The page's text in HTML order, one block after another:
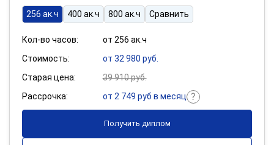
256 ак.ч
400 ак.ч 800 ак.ч Сравнить
Кол-во часов:
от 256 ак.ч
Стоимость:
от 32 980 руб.
Старая цена:
39 910 руб.
Рассрочка:
от 2 749 руб в месяц
Получить диплом